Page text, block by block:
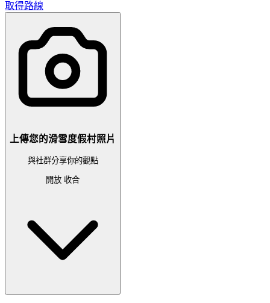
取得路線
上傳您的滑雪度假村照片
與社群分享你的觀點
開放 收合